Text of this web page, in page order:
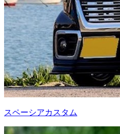
スペーシアカスタム